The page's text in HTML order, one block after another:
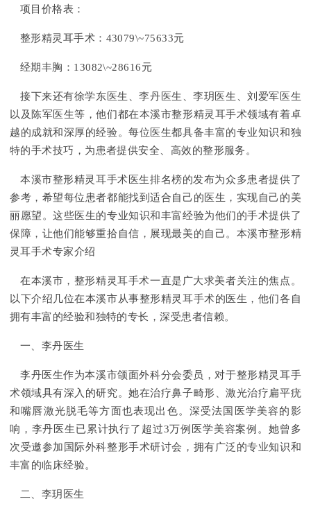
项目价格表：
整形精灵耳手术：43079\~75633元
经期丰胸：13082\~28616元
接下来还有徐学东医生、李丹医生、李玥医生、刘爱军医生
以及陈军医生等，他们都在本溪市整形精灵耳手术领域有着卓
越的成就和深厚的经验。每位医生都具备丰富的专业知识和独
特的手术技巧，为患者提供安全、高效的整形服务。
本溪市整形精灵耳手术医生排名榜的发布为众多患者提供了
参考，希望每位患者都能找到适合自己的医生，实现自己的美
丽愿望。这些医生的专业知识和丰富经验为他们的手术提供了
保障，让他们能够重拾自信，展现最美的自己。本溪市整形精
灵耳手术专家介绍
在本溪市，整形精灵耳手术一直是广大求美者关注的焦点。
以下介绍几位在本溪市从事整形精灵耳手术的医生，他们各自
拥有丰富的经验和独特的专长，深受患者信赖。
一、李丹医生
李丹医生作为本溪市颌面外科分会委员，对于整形精灵耳手
术领域具有深入的研究。她在治疗鼻子畸形、激光治疗扁平疣
和嘴唇激光脱毛等方面也表现出色。深受法国医学美容的影
响，李丹医生已累计执行了超过3万例医学美容案例。她曾多
次受邀参加国际外科整形手术研讨会，拥有广泛的专业知识和
丰富的临床经验。
二、李玥医生